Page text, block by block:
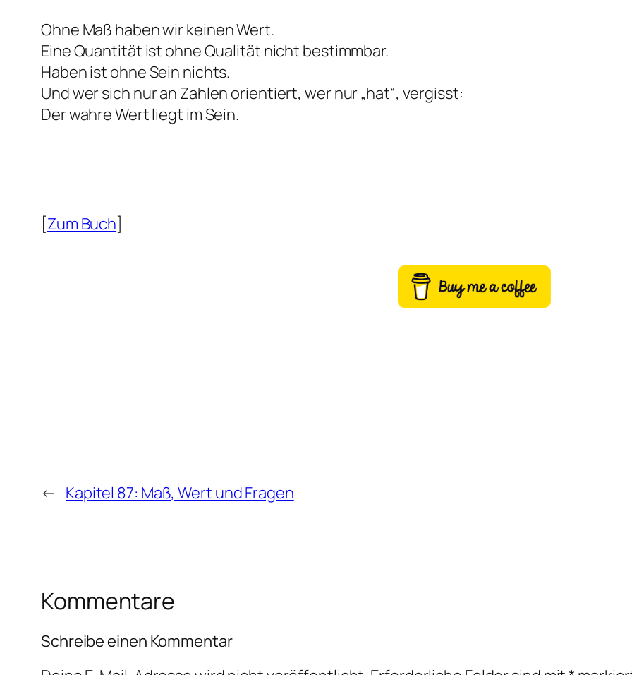
Ohne Maß haben wir keinen Wert.
Eine Quantität ist ohne Qualität nicht bestimmbar.
Haben ist ohne Sein nichts.
Und wer sich nur an Zahlen orientiert, wer nur „hat“, vergisst:
Der wahre Wert liegt im Sein.
[Zum Buch]
← Kapitel 87: Maß, Wert und Fragen
Kommentare
Schreibe einen Kommentar